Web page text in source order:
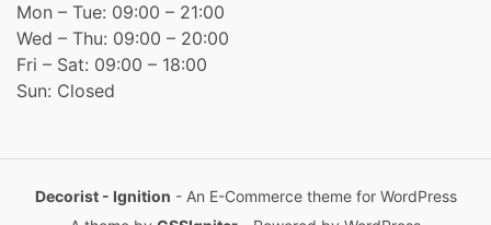
Mon – Tue: 09:00 – 21:00
Wed – Thu: 09:00 – 20:00
Fri – Sat: 09:00 – 18:00
Sun: Closed
Decorist - Ignition - An E-Commerce theme for WordPress